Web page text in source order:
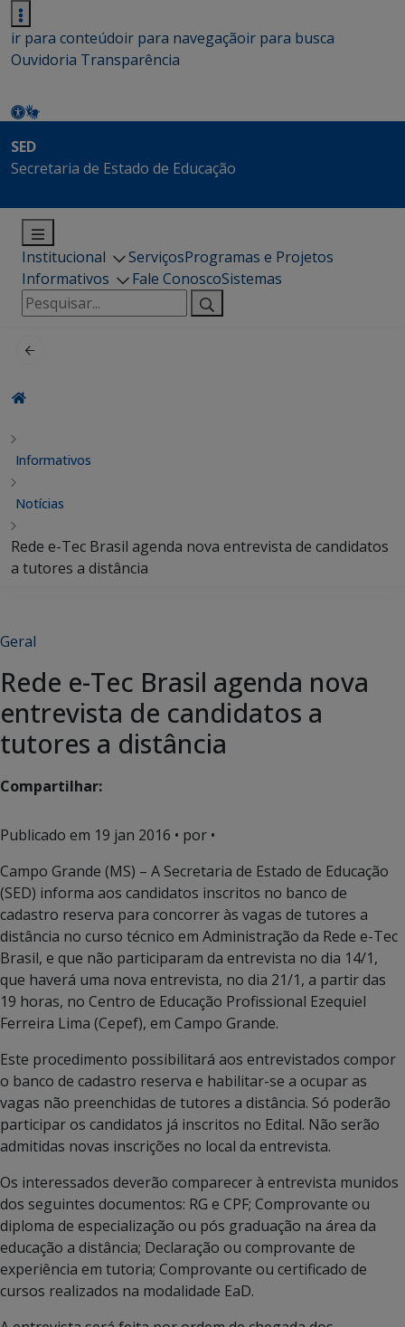
ir para conteúdoir para navegaçãoir para busca
Ouvidoria Transparência
SED
Secretaria de Estado de Educação
Institucional ServiçosProgramas e Projetos
Informativos
Fale ConoscoSistemas
Pesquisar
por:
Informativos
Notícias
Rede e-Tec Brasil agenda nova entrevista de candidatos
a tutores a distância
Geral
Rede e-Tec Brasil agenda nova
entrevista de candidatos a
tutores a distância
Compartilhar:
Publicado em 19 jan 2016 • por •
Campo Grande (MS) – A Secretaria de Estado de Educação
(SED) informa aos candidatos inscritos no banco de
cadastro reserva para concorrer às vagas de tutores a
distância no curso técnico em Administração da Rede e-Tec
Brasil, e que não participaram da entrevista no dia 14/1,
que haverá uma nova entrevista, no dia 21/1, a partir das
19 horas, no Centro de Educação Profissional Ezequiel
Ferreira Lima (Cepef), em Campo Grande.
Este procedimento possibilitará aos entrevistados compor
o banco de cadastro reserva e habilitar-se a ocupar as
vagas não preenchidas de tutores a distância. Só poderão
participar os candidatos já inscritos no Edital. Não serão
admitidas novas inscrições no local da entrevista.
Os interessados deverão comparecer à entrevista munidos
dos seguintes documentos: RG e CPF; Comprovante ou
diploma de especialização ou pós graduação na área da
educação a distância; Declaração ou comprovante de
experiência em tutoria; Comprovante ou certificado de
cursos realizados na modalidade EaD.